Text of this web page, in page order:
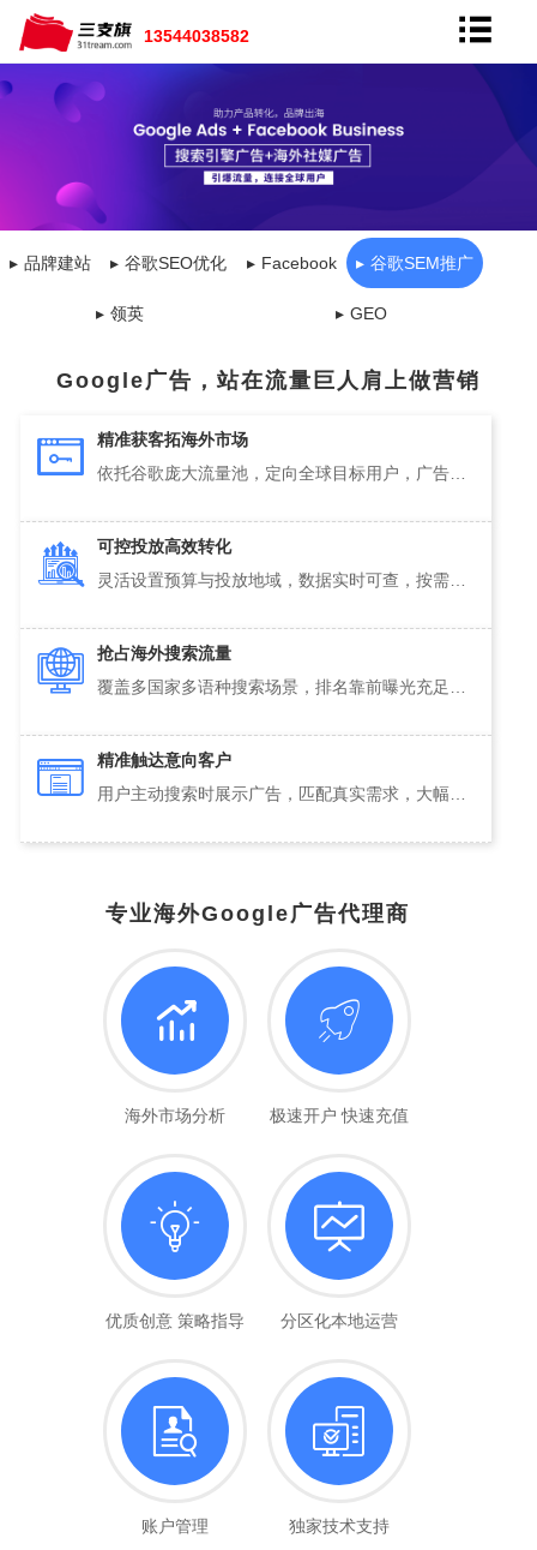
13544038582
品牌建站 谷歌SEO优化 Facebook 谷歌SEM推广
领英 GEO
Google广告，站在流量巨人肩上做营销
精准获客拓海外市场
依托谷歌庞大流量池，定向全球目标用户，广告即时上线见效快，低成本挖掘海外潜在客户。
→
可控投放高效转化
灵活设置预算与投放地域，数据实时可查，按需优化策略，让每一笔广告投入都产生价值。
→
抢占海外搜索流量
覆盖多国家多语种搜索场景，排名靠前曝光充足，快速提升品牌海外知名度与订单量。
→
精准触达意向客户
→
专业海外Google广告代理商
海外市场分析 极速开户 快速充值
优质创意 策略指导 分区化本地运营
账户管理 独家技术支持